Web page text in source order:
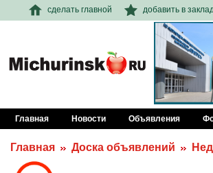
сделать главной добавить в
Главная Новости Объявления
Главная Доска объявлений